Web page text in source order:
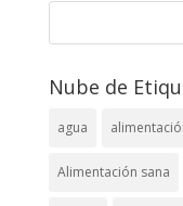
Nube de
agua
Alimentación sana